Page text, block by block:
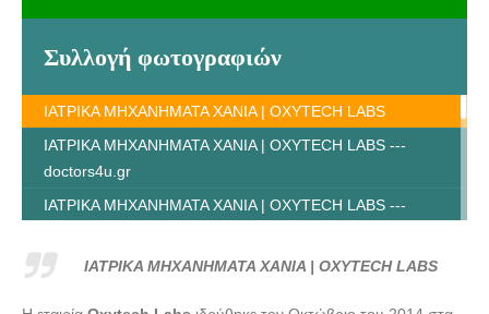
Συλλογή φωτογραφιών
ΙΑΤΡΙΚΑ ΜΗΧΑΝΗΜΑΤΑ ΧΑΝΙΑ | OXYTECH LABS
ΙΑΤΡΙΚΑ ΜΗΧΑΝΗΜΑΤΑ ΧΑΝΙΑ | OXYTECH LABS ---
doctors4u.gr
ΙΑΤΡΙΚΑ ΜΗΧΑΝΗΜΑΤΑ ΧΑΝΙΑ | OXYTECH LABS ---
ΙΑΤΡΙΚΑ ΜΗΧΑΝΗΜΑΤΑ ΧΑΝΙΑ | OXYTECH LABS ---
ΙΑΤΡΙΚΑ ΜΗΧΑΝΗΜΑΤΑ ΧΑΝΙΑ | OXYTECH LABS